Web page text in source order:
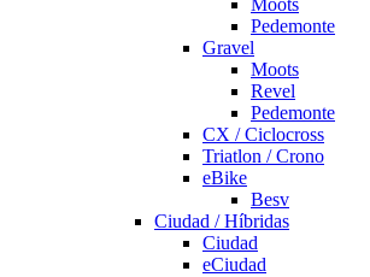
Moots
Pedemonte
Gravel
Moots
Revel
Pedemonte
CX / Ciclocross
Triatlon / Crono
eBike
Besv
Ciudad / Híbridas
Ciudad
eCiudad